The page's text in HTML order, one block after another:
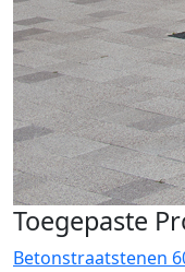
Toegepaste
Betonstraatstenen